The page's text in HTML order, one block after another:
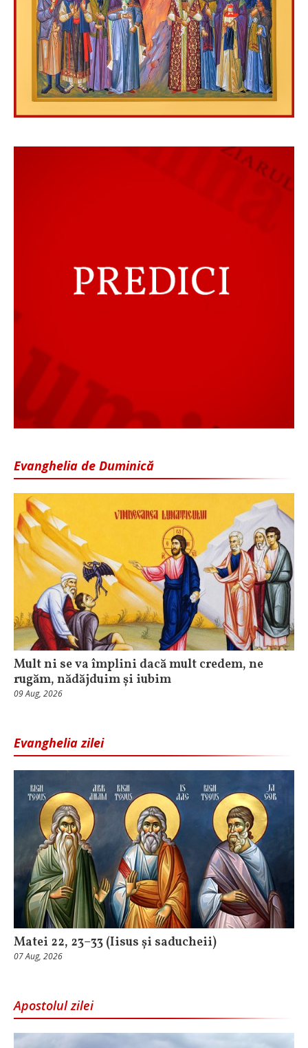
Evanghelia de Duminică
Mult ni se va împlini dacă mult credem, ne
rugăm, nădăjduim și iubim
09 Aug, 2026
Evanghelia zilei
Matei 22, 23–33 (Iisus și saducheii)
07 Aug, 2026
Apostolul zilei